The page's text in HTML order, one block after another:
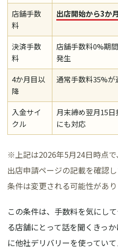
店舗手数
料
出店開始から3か
決済手数
料
店舗手数料0%期
発生
4か月目以
降
通常手数料35%が
入金サイ
クル
月末締め翌月15
にも対応
※上記は2026年5月24日時点
出店申請ページの記載を確認
条件は変更される可能性があり
この条件は、手数料を気にし
る店舗にとって話を聞くきっ
に他社デリバリーを使ってい